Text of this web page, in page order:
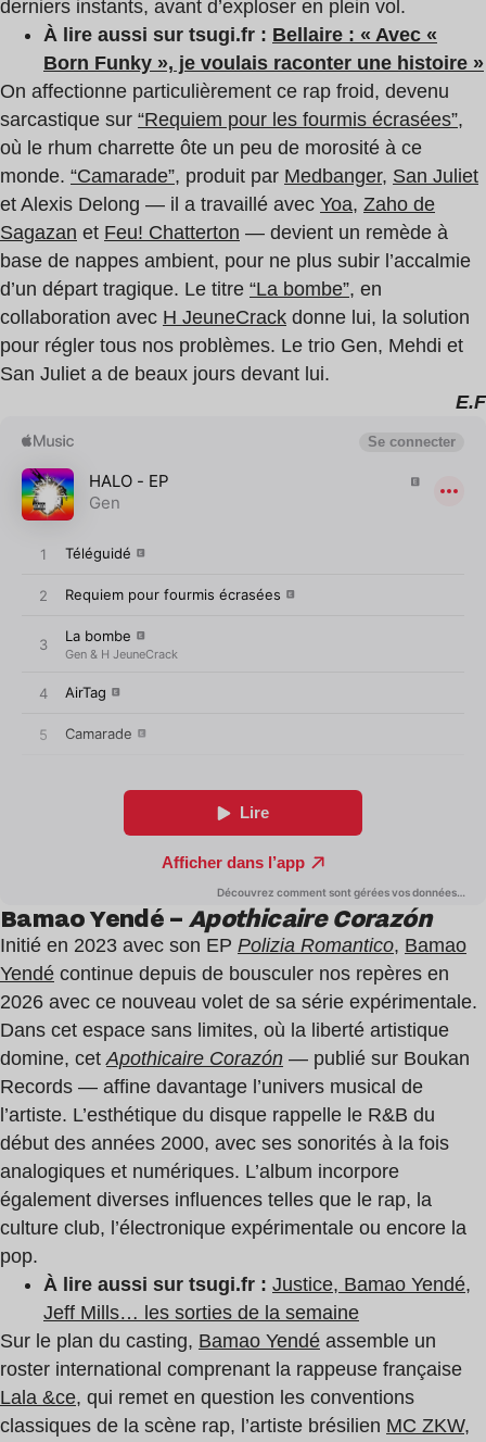
derniers instants, avant d’exploser en plein vol.
À lire aussi sur tsugi.fr : Bellaire : « Avec «
Born Funky », je voulais raconter une histoire »
On affectionne particulièrement ce rap froid, devenu
sarcastique sur “Requiem pour les fourmis écrasées”,
où le rhum charrette ôte un peu de morosité à ce
monde. “Camarade”, produit par Medbanger, San Juliet
et Alexis Delong — il a travaillé avec Yoa, Zaho de
Sagazan et Feu! Chatterton — devient un remède à
base de nappes ambient, pour ne plus subir l’accalmie
d’un départ tragique. Le titre “La bombe”, en
collaboration avec H JeuneCrack donne lui, la solution
pour régler tous nos problèmes. Le trio Gen, Mehdi et
San Juliet a de beaux jours devant lui.
E.F
Bamao Yendé –Apothicaire Corazón
Initié en 2023 avec son EP Polizia Romantico, Bamao
Yendé continue depuis de bousculer nos repères en
2026 avec ce nouveau volet de sa série expérimentale.
Dans cet espace sans limites, où la liberté artistique
domine, cetApothicaire Corazón — publié sur Boukan
Records — affine davantage l’univers musical de
l’artiste. L’esthétique du disque rappelle le R&B du
début des années 2000, avec ses sonorités à la fois
analogiques et numériques. L’album incorpore
également diverses influences telles que le rap, la
culture club, l’électronique expérimentale ou encore la
pop.
À lire aussi sur tsugi.fr : Justice, Bamao Yendé,
Jeff Mills… les sorties de la semaine
Sur le plan du casting, Bamao Yendé assemble un
roster international comprenant la rappeuse française
Lala &ce, qui remet en question les conventions
classiques de la scène rap, l’artiste brésilien MC ZKW,